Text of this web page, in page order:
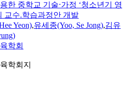
한 중학교 기술⋅가정 ‘청소년기 영
교수.학습과정안 개발
Yeon),유세종(Yoo, Se Jong),김유
학회
학회지